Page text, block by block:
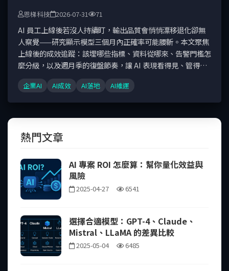
恩梯科技 2026-07-31 71
AI 員工上線後若沒人持續盯，輸出品質會悄悄漂移退化卻無
人察覺——研究顯示模型三個月內正確率可能腰斬。本文聚焦
上線後的成效追蹤：該埋哪些指標、資料從哪來、告警門檻怎
麼分級，以及週月季的復盤節奏，讓 AI 表現看得見、管得
企業AI AI成效 AI落地 AI維運
熱門文章
AI 專案 ROI 怎麼算：幫你量化效益與
風險
2025-04-27 6541
選擇合適模型：GPT-4、Claude、
Mistral、LLaMA 的差異比較
2025-05-04 6485